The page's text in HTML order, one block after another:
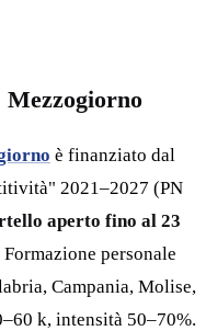
Mezzogiorno
è finanziato dal
2021–2027 (PN
aperto fino al 23
personale
Campania, Molise,
k, intensità 50–70%.